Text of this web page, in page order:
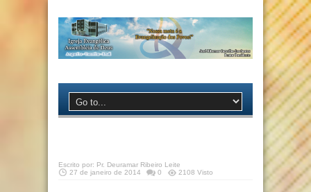
Escrito por: Pr. Deuramar Ribeiro Leite
27 de janeiro de 2014
0 2108 Visto